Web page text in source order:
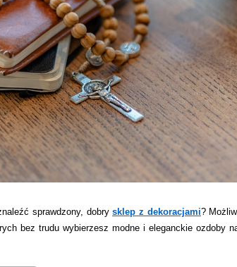
sprawdzony, dobrysklep z dekoracjami?
bez trudu wybierzesz modne i eleganckie ozdoby